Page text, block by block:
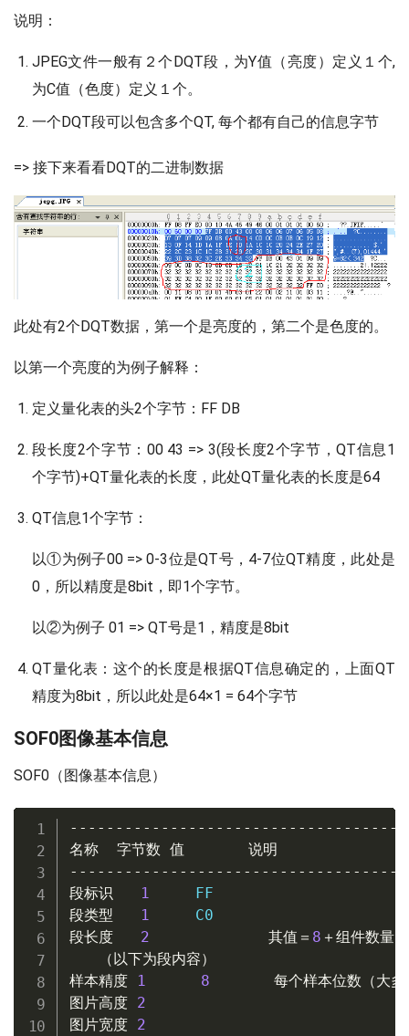
说明：
JPEG文件一般有２个DQT段，为Y值（亮度）定义１个,
为C值（色度）定义１个。
一个DQT段可以包含多个QT, 每个都有自己的信息字节
=> 接下来看看DQT的二进制数据
此处有2个DQT数据，第一个是亮度的，第二个是色度的。
以第一个亮度的为例子解释：
定义量化表的头2个字节：FF DB
段长度2个字节：00 43 => 3(段长度2个字节，QT信息1
个字节)+QT量化表的长度，此处QT量化表的长度是64
QT信息1个字节：
以①为例子00 => 0-3位是QT号，4-7位QT精度，此处是
0，所以精度是8bit，即1个字节。
以②为例子 01 => QT号是1，精度是8bit
QT量化表：这个的长度是根据QT信息确定的，上面QT
精度为8bit，所以此处是64×1 = 64个字节
SOF0图像基本信息
SOF0（图像基本信息）
名称
字节数 值
说明
段标识
1
段类型
1
段长度
2 其值＝ 8 ＋组件数量×
（以下为段内容）
样本精度
1 8
每个样本位数（大
图片高度 2
图片宽度 2